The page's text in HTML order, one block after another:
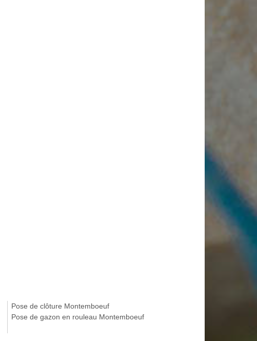
Pose de clôture Montemboeuf
Pose de gazon en rouleau Montemboeuf